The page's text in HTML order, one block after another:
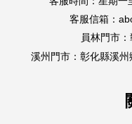
客服信箱：
員林門市
溪州門市：彰化縣溪